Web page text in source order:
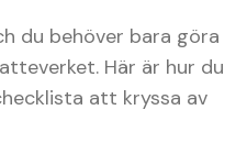
du behöver bara göra
Här är hur du
att kryssa av